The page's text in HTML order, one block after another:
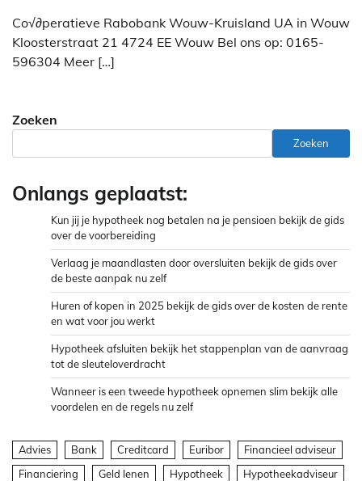
Co√∂peratieve Rabobank Wouw-Kruisland UA in Wouw
Kloosterstraat 21 4724 EE Wouw Bel ons op: 0165-
596304 Meer […]
Zoeken
Zoeken
Onlangs geplaatst:
Kun jij je hypotheek nog betalen na je pensioen bekijk de gids
over de voorbereiding
Verlaag je maandlasten door oversluiten bekijk de gids over
de beste aanpak nu zelf
Huren of kopen in 2025 bekijk de gids over de kosten de rente
en wat voor jou werkt
Hypotheek afsluiten bekijk het stappenplan van de aanvraag
tot de sleuteloverdracht
Wanneer is een tweede hypotheek opnemen slim bekijk alle
voordelen en de regels nu zelf
Advies Bank Creditcard Euribor
Financieel adviseur
Financiering
Geld lenen Hypotheek
Hypotheekadviseur